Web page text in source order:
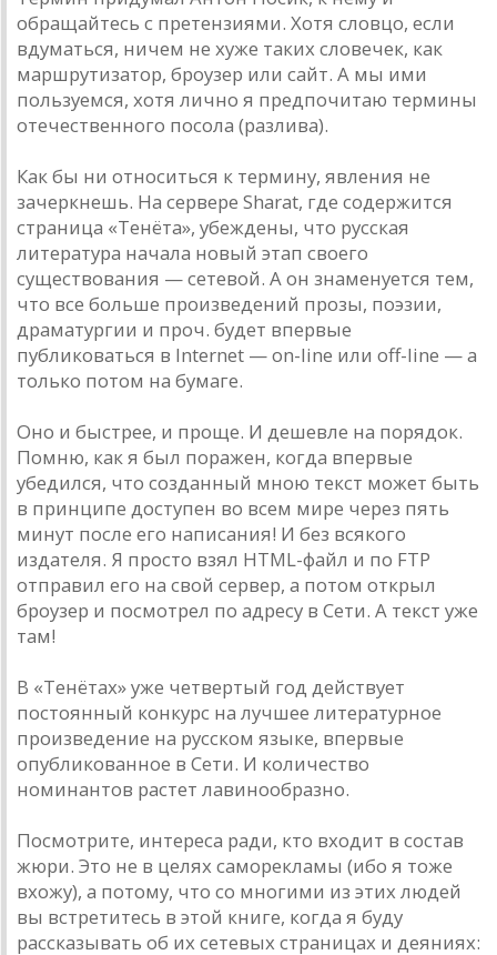
обращайтесь с претензиями. Хотя словцо, если
вдуматься, ничем не хуже таких словечек, как
маршрутизатор, броузер или сайт. А мы ими
пользуемся, хотя лично я предпочитаю термины
отечественного посола (разлива).
Как бы ни относиться к термину, явления не
зачеркнешь. На сервере Sharat, где содержится
страница «Тенёта», убеждены, что русская
литература начала новый этап своего
существования — сетевой. А он знаменуется тем,
что все больше произведений прозы, поэзии,
драматургии и проч. будет впервые
публиковаться в Internet — on-line или off-line — а
только потом на бумаге.
Оно и быстрее, и проще. И дешевле на порядок.
Помню, как я был поражен, когда впервые
убедился, что созданный мною текст может быть
в принципе доступен во всем мире через пять
минут после его написания! И без всякого
издателя. Я просто взял HTML-файл и по FTP
отправил его на свой сервер, а потом открыл
броузер и посмотрел по адресу в Сети. А текст уже
там!
В «Тенётах» уже четвертый год действует
постоянный конкурс на лучшее литературное
произведение на русском языке, впервые
опубликованное в Сети. И количество
номинантов растет лавинообразно.
Посмотрите, интереса ради, кто входит в состав
жюри. Это не в целях саморекламы (ибо я тоже
вхожу), а потому, что со многими из этих людей
вы встретитесь в этой книге, когда я буду
рассказывать об их сетевых страницах и деяниях: